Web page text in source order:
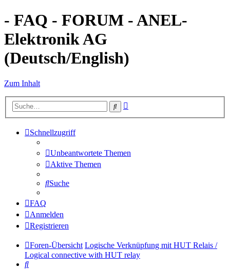
- FAQ - FORUM - ANEL-
Elektronik AG
(Deutsch/English)
Zum Inhalt
Suche
Schnellzugriff
Unbeantwortete Themen
Aktive Themen
Suche
FAQ
Anmelden
Registrieren
Foren-Übersicht Logische Verknüpfung mit HUT Relais /
Logical connective with HUT relay
Suche